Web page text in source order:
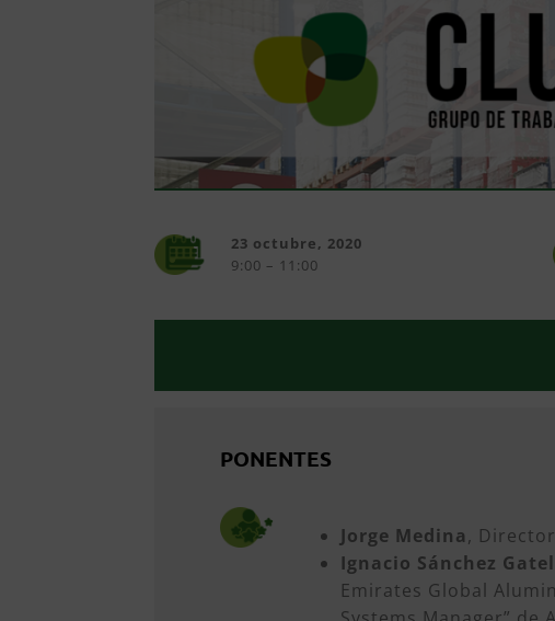
23 octubre, 2020
9:00 – 11:00
PONENTES
Jorge Medina,
Ignacio Sánchez
Emirates Global